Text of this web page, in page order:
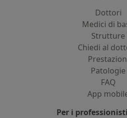
Dottori
Medici di
Strutture
Chiedi al
Patologie
FAQ
App
Per i